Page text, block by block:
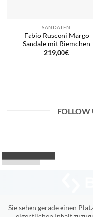
SANDALEN
Fabio Rusconi Margo
Sandale mit Riemchen
219,00€
FOLLOW
Sie sehen gerade einen